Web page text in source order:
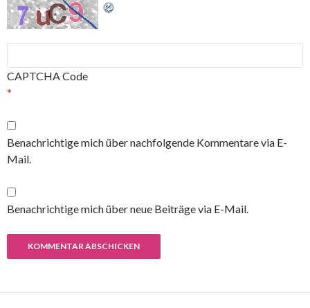
CAPTCHA Code
*
Benachrichtige mich über nachfolgende Kommentare via E-
Mail.
Benachrichtige mich über neue Beiträge via E-Mail.